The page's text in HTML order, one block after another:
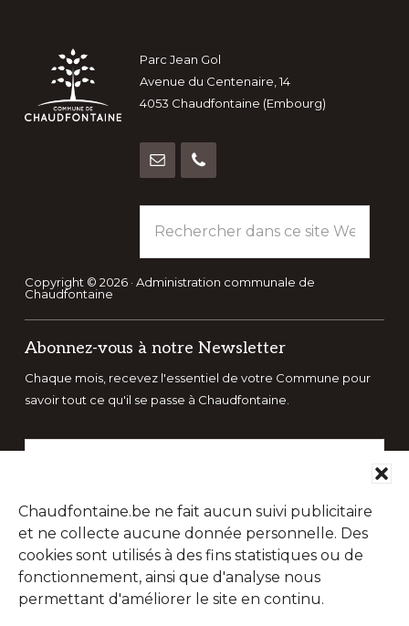
Chaudfontaine.be ne fait aucun suivi publicitaire
et ne collecte aucune donnée personnelle. Des
cookies sont utilisés à des fins statistiques ou de
fonctionnement, ainsi que d'analyse nous
permettant d'améliorer le site en continu.
Footer
Parc Jean Gol
Avenue du Centenaire, 14
4053 Chaudfontaine (Embourg)
dans
ce
site
Copyright © 2026 · Administration communale de
Chaudfontaine
Abonnez-vous à notre Newsletter
Chaque mois, recevez l'essentiel de votre Commune pour
savoir tout ce qu'il se passe à Chaudfontaine.